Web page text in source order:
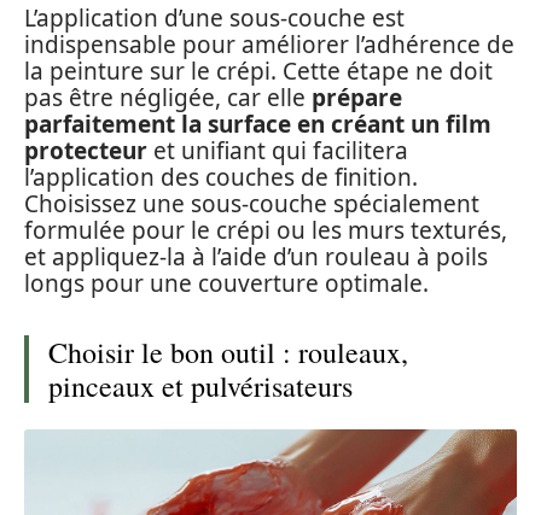
L’application d’une sous-couche est
indispensable pour améliorer l’adhérence de
la peinture sur le crépi. Cette étape ne doit
pas être négligée, car elle prépare
parfaitement la surface en créant un film
protecteur et unifiant qui facilitera
l’application des couches de finition.
Choisissez une sous-couche spécialement
formulée pour le crépi ou les murs texturés,
et appliquez-la à l’aide d’un rouleau à poils
longs pour une couverture optimale.
Choisir le bon outil : rouleaux,
pinceaux et pulvérisateurs